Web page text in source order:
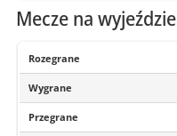
Mecze na wyjeździe
Rozegrane
Wygrane
Przegrane